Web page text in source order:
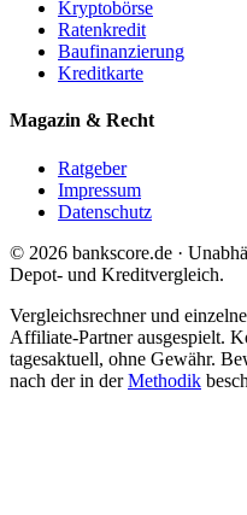
Kryptobörse
Ratenkredit
Baufinanzierung
Kreditkarte
Magazin & Recht
Ratgeber
Impressum
Datenschutz
© 2026 bankscore.de ·
Depot- und Kreditvergleich.
Vergleichsrechner und
Affiliate-Partner ausgespielt.
tagesaktuell, ohne Gewähr.
nach der in derMethodik